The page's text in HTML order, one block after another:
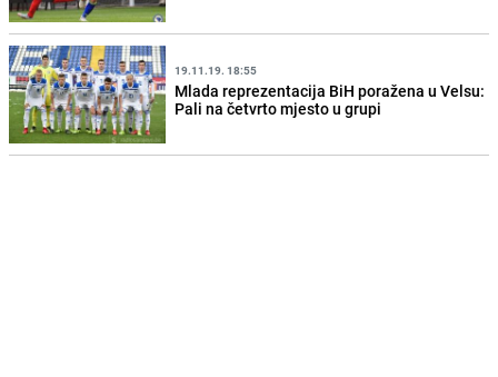
19.11.19. 18:55
Mlada reprezentacija BiH poražena u Velsu:
Pali na četvrto mjesto u grupi